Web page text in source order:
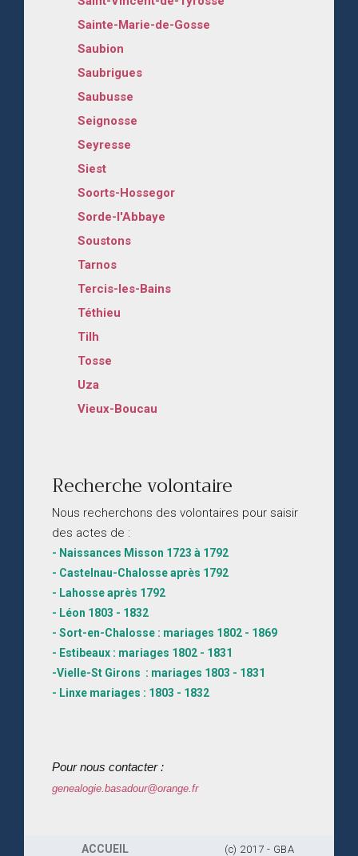
Sainte-Marie-de-Gosse
Saubion
Saubrigues
Saubusse
Seignosse
Seyresse
Siest
Soorts-Hossegor
Sorde-l'Abbaye
Soustons
Tarnos
Tercis-les-Bains
Téthieu
Tilh
Tosse
Uza
Vieux-Boucau
Recherche volontaire
Nous recherchons des volontaires pour saisir
des actes de :
- Naissances Misson 1723 à 1792
- Castelnau-Chalosse après 1792
- Lahosse après 1792
- Léon 1803 - 1832
- Sort-en-Chalosse : mariages 1802 - 1869
- Estibeaux : mariages 1802 - 1831
-Vielle-St Girons : mariages 1803 - 1831
- Linxe mariages : 1803 - 1832
Pour nous contacter :
genealogie.basadour@orange.fr
ACCUEIL (c) 2017 - GBA